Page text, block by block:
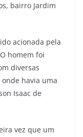
bairro Jardim
acionada pela
homem foi
diversas
havia uma
Isaac de
vez que um